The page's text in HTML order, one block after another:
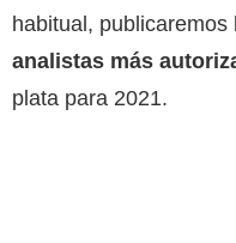
habitual, publicaremos
analistas más
plata para 2021.